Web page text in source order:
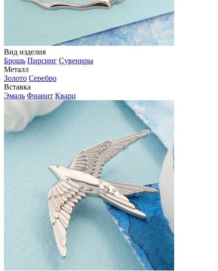
Вид изделия
Брошь Пирсинг Сувениры
Металл
Золото Серебро
Вставка
Эмаль Фианит Кварц